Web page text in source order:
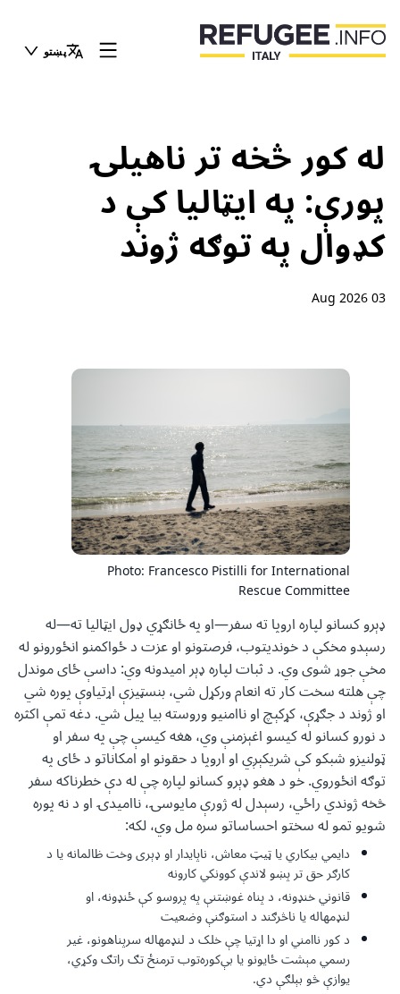
پښتو
له کور څخه تر ناهیلۍ
پورې: په ایټالیا کې د
کډوال په توګه ژوند
03 Aug 2026
Photo: Francesco Pistilli for International
Rescue Committee
ډېرو کسانو لپاره اروپا ته سفر—او په ځانګړي ډول ایټالیا ته—له
رسېدو مخکې د خوندیتوب، فرصتونو او عزت د ځواکمنو انځورونو له
مخې جوړ شوی وي. د ثبات لپاره ډېر امیدونه وي: داسې ځای موندل
چې هلته سخت کار ته انعام ورکړل شي، بنسټیزې اړتیاوې پوره شي
او ژوند د جګړې، کړکېچ او ناامنیو وروسته بیا پیل شي. دغه تمې اکثره
د نورو کسانو له کیسو اغېزمنې وي، هغه کیسې چې په سفر او
ټولنیزو شبکو کې شریکېږي او اروپا د حقونو او امکاناتو د ځای په
توګه انځوروي. خو د هغو ډېرو کسانو لپاره چې له دې خطرناکه سفر
څخه ژوندي راځي، رسېدل له ژورې مایوسۍ، ناامیدۍ او د نه پوره
شویو تمو له سختو احساساتو سره مل وي، لکه:
دایمي بیکاري یا ټیټ معاش، ناپایدار او ډېری وخت ظالمانه یا د
کارګر حق تر پښو لاندې کوونکي کارونه
قانوني خنډونه، د پناه غوښتنې په پروسو کې ځنډونه، او
لنډمهاله یا ناڅرګند د استوګنې وضعیت
د کور ناامني او دا اړتیا چې خلک د لنډمهاله سرپناهونو، غیر
رسمي مېشت ځایونو یا بې‌کوره‌توب ترمنځ تګ راتګ وکړي،
یوازې څو بېلګې دي.